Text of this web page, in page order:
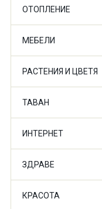
ОТОПЛЕНИЕ
МЕБЕЛИ
РАСТЕНИЯ И ЦВЕТЯ
ТАВАН
ИНТЕРНЕТ
ЗДРАВЕ
КРАСОТА